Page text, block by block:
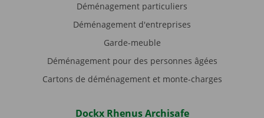
Déménagement particuliers
Déménagement d'entreprises
Garde-meuble
Déménagement pour des personnes âgées
Cartons de déménagement et monte-charges
Dockx Rhenus Archisafe